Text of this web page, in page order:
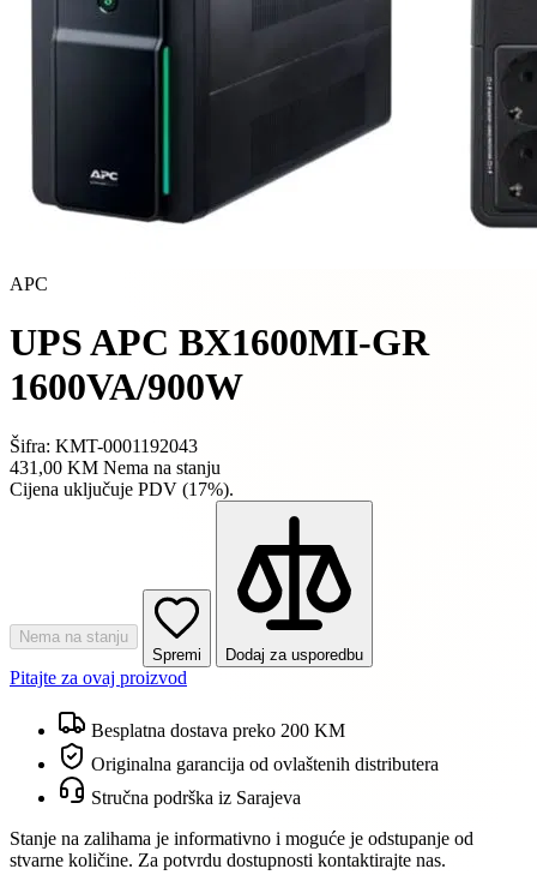
APC
UPS APC BX1600MI-GR
1600VA/900W
Šifra: KMT-0001192043
431,00 KM Nema na stanju
Cijena uključuje PDV (17%).
Nema na stanju
Spremi
Dodaj za usporedbu
Pitajte za ovaj proizvod
Besplatna dostava preko 200 KM
Originalna garancija od ovlaštenih distributera
Stručna podrška iz Sarajeva
Stanje na zalihama je informativno i moguće je odstupanje od
stvarne količine. Za potvrdu dostupnosti kontaktirajte nas.